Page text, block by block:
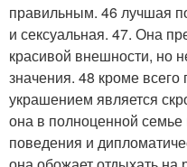
правильным. 46 лучшая
и сексуальная. 47. Она
красивой внешности, но
значения. 48 кроме
украшением является
она в полноценной
поведения и